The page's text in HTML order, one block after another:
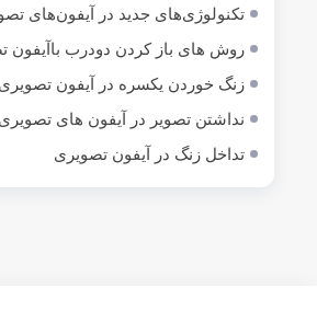
تکنولوژی‌های جدید در آیفون‌های
روش های باز کردن دودرب باآیفون
زنگ خوردن یکسره در آیفون تصویری
نداشتن تصویر در آیفون های تصویری
تداخل زنگ در آیفون تصویری